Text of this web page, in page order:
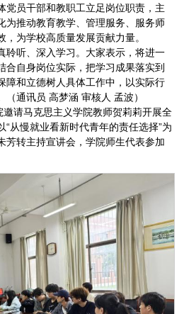
党员干部和教职工立足岗位职责，主
为推动教育教学、管理服务、服务师
为学校高质量发展贡献力量。
聆听、深入学习。大家表示，将进一
合自身岗位实际，把学习成果落实到
障和立德树人具体工作中，以实际行
通讯员 高梦涵 审核人 孟波）
请马克思主义学院教师贺莉莉开展全
“从慢就业看新时代青年的责任选择”为
芳转主持宣讲会，学院师生代表参加